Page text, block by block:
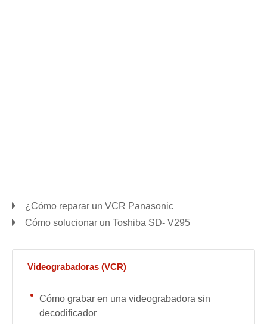
¿Cómo reparar un VCR Panasonic
Cómo solucionar un Toshiba SD- V295
Videograbadoras (VCR)
Cómo grabar en una videograbadora sin
decodificador